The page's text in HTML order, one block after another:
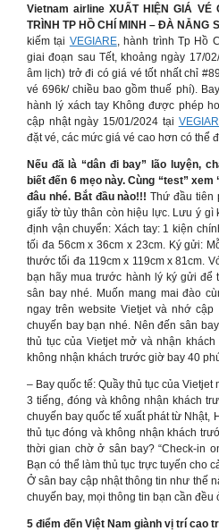
Vietnam airline XUẤT HIỆN GIÁ VÉ
TRÌNH TP HỒ CHÍ MINH – ĐÀ NẴNG
kiếm tại VEGIARE, hành trình Tp Hồ
giai đoạn sau Tết, khoảng ngày 17/
âm lịch) trở đi có giá vé tốt nhất chỉ
vé 696k/ chiều bao gồm thuế phí).
hành lý xách tay Không được phép
cập nhật ngày 15/01/2024 tại
đặt vé, các mức giá vé cao hơn có thể
Nếu đã là “dân đi bay” lão luyện,
biết đến 6 mẹo này. Cùng “test”
đâu nhé. Bắt đầu nào!!! Thứ đầu tiên
giấy tờ tùy thân còn hiệu lực. Lưu ý
định vận chuyển: Xách tay: 1 kiện
tối đa 56cm x 36cm x 23cm. Ký gửi:
thước tối đa 119cm x 119cm x 81cm.
bạn hãy mua trước hành lý ký gửi để
sân bay nhé. Muốn mang mai đào
ngay trên website Vietjet và nhớ
chuyến bay bạn nhé. Nên đến sân
thủ tục của Vietjet mở và nhận
không nhận khách trước giờ bay 40
– Bay quốc tế: Quầy thủ tục của
3 tiếng, đóng và không nhận khách
chuyến bay quốc tế xuất phát từ Nhật,
thủ tục đóng và không nhận khách
thời gian chờ ở sân bay? “Check-in
Bạn có thể làm thủ tục trực tuyến cho
Ở sân bay cập nhật thông tin như thế
chuyến bay, mọi thông tin bạn cần đều
5 điểm đến Việt Nam giành vị trí cao